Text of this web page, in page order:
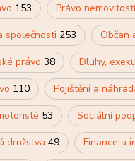
153 Právo
společnosti 253 Občan
právo 38 Dluhy,
110 Pojištění a
53 Sociální
družstva 49 Finance a